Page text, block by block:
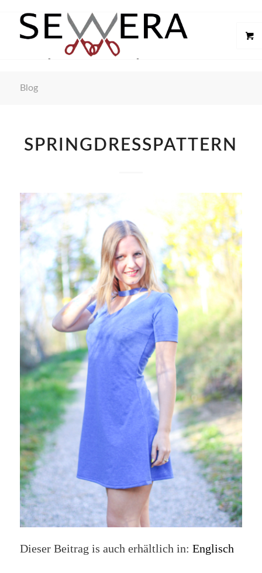
Blog
SPRINGDRESSPATTERN
Dieser Beitrag is auch erhältlich in: Englisch